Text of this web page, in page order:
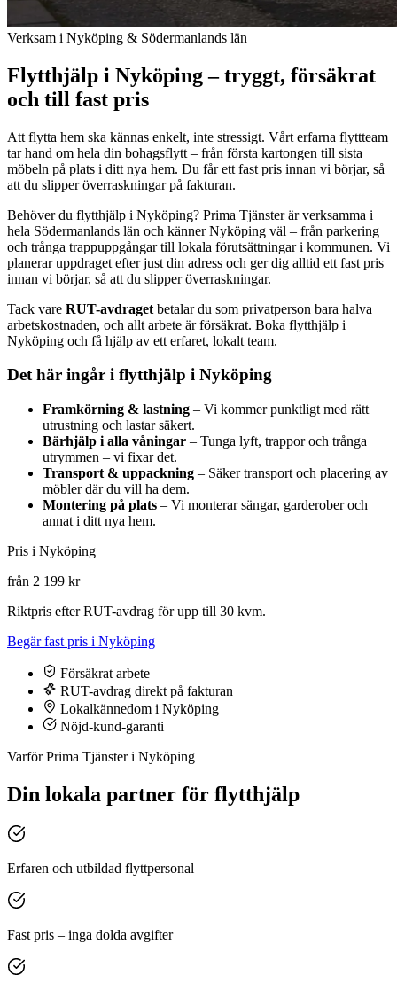
Verksam i Nyköping & Södermanlands län
Flytthjälp i Nyköping – tryggt, försäkrat
och till fast pris
Att flytta hem ska kännas enkelt, inte stressigt. Vårt erfarna flyttteam
tar hand om hela din bohagsflytt – från första kartongen till sista
möbeln på plats i ditt nya hem. Du får ett fast pris innan vi börjar, så
att du slipper överraskningar på fakturan.
Behöver du flytthjälp i Nyköping? Prima Tjänster är verksamma i
hela Södermanlands län och känner Nyköping väl – från parkering
och trånga trappuppgångar till lokala förutsättningar i kommunen. Vi
planerar uppdraget efter just din adress och ger dig alltid ett fast pris
innan vi börjar, så att du slipper överraskningar.
Tack vare RUT-avdraget betalar du som privatperson bara halva
arbetskostnaden, och allt arbete är försäkrat. Boka flytthjälp i
Nyköping och få hjälp av ett erfaret, lokalt team.
Det här ingår i flytthjälp i Nyköping
Framkörning & lastning – Vi kommer punktligt med rätt
utrustning och lastar säkert.
Bärhjälp i alla våningar – Tunga lyft, trappor och trånga
utrymmen – vi fixar det.
Transport & uppackning – Säker transport och placering av
möbler där du vill ha dem.
Montering på plats – Vi monterar sängar, garderober och
annat i ditt nya hem.
Pris i Nyköping
från 2 199 kr
Riktpris efter RUT-avdrag för upp till 30 kvm.
Begär fast pris i Nyköping
Försäkrat arbete
RUT-avdrag direkt på fakturan
Lokalkännedom i Nyköping
Nöjd-kund-garanti
Varför Prima Tjänster i Nyköping
Din lokala partner för flytthjälp
Erfaren och utbildad flyttpersonal
Fast pris – inga dolda avgifter